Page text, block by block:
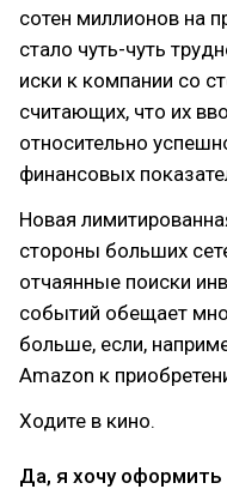
сотен миллионов на
стало чуть-чуть
иски к компании со
считающих, что их
относительно
финансовых
Новая
стороны больших
отчаянные поиски
событий обещает
больше, если,
Amazon к
Ходите в кино.
Да, я хочу оформить